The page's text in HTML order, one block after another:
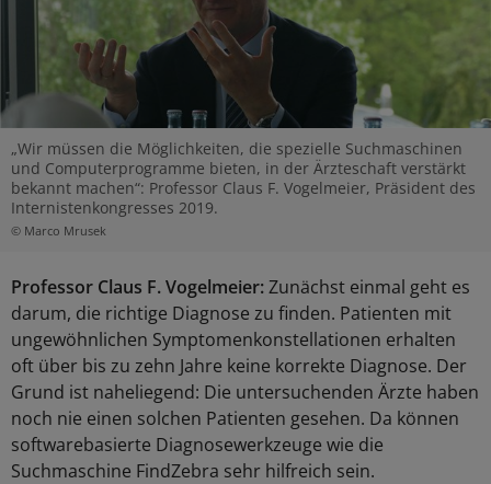
„Wir müssen die Möglichkeiten, die spezielle Suchmaschinen
und Computerprogramme bieten, in der Ärzteschaft verstärkt
bekannt machen“: Professor Claus F. Vogelmeier, Präsident des
Internistenkongresses 2019.
© Marco Mrusek
Professor Claus F. Vogelmeier:Zunächst einmal geht es
darum, die richtige Diagnose zu finden. Patienten mit
ungewöhnlichen Symptomenkonstellationen erhalten
oft über bis zu zehn Jahre keine korrekte Diagnose. Der
Grund ist naheliegend: Die untersuchenden Ärzte haben
noch nie einen solchen Patienten gesehen. Da können
softwarebasierte Diagnosewerkzeuge wie die
Suchmaschine FindZebra sehr hilfreich sein.